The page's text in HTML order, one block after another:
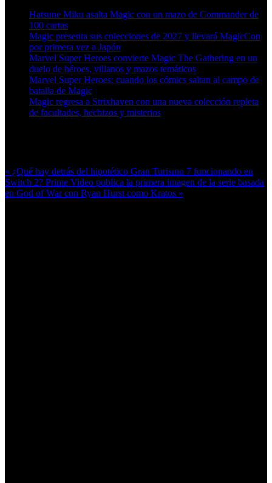
Hatsune Miku asalta Magic con un mazo de Commander de
100 cartas
Magic presenta sus colecciones de 2027 y llevará MagicCon
por primera vez a Japón
Marvel Super Heroes convierte Magic The Gathering en un
duelo de héroes, villanos y mazos temáticos
Marvel Super Heroes: cuando los cómics saltan al campo de
batalla de Magic
Magic regresa a Strixhaven con una nueva colección repleta
de facultades, hechizos y misterios
« ¿Qué hay detrás del hipotético Gran Turismo 7 funcionando en
Switch 2? Prime Video publica la primera imagen de la serie basada
en God of War con Ryan Hurst como Kratos »